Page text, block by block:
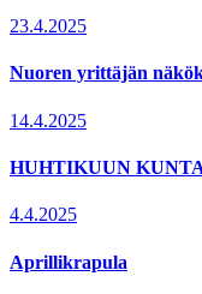
23.4.2025
Nuoren yrittäjän
14.4.2025
HUHTIKUUN
4.4.2025
Aprillikrapula